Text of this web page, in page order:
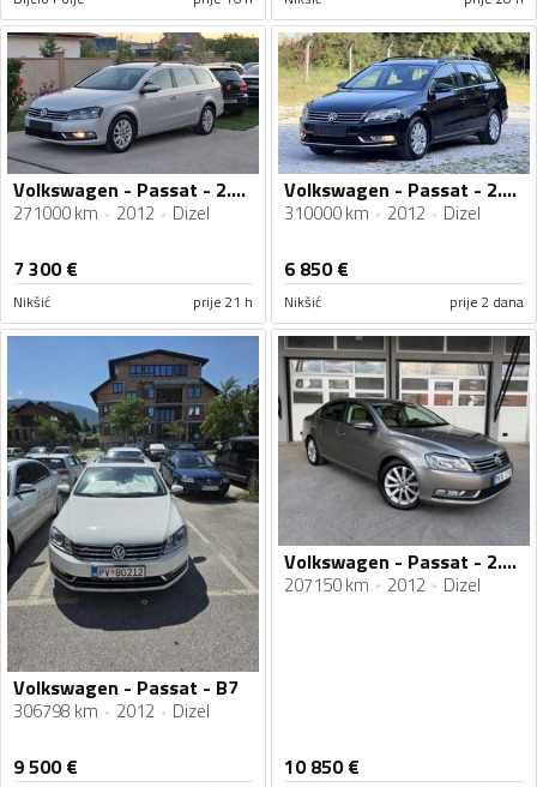
Volkswagen - Passat - 2.0tdi
271000 km 2012 Dizel
7 300€
Nikšić prije 21 h
Volkswagen - Passat - 2.0 BLUEMOTION
310000 km 2012 Dizel
6 850€
Nikšić prije 2 dana
Volkswagen - Passat - B7
306798 km 2012 Dizel
9 500€
Volkswagen - Passat - 2.0 TDI Highline
207150 km 2012 Dizel
10 850€